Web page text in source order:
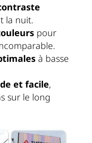
la nuit.
pour
à basse
et facile,
sur le long